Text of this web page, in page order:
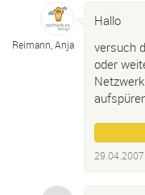
Reimann, Anja
Hallo
versuch
oder
29.04.2007